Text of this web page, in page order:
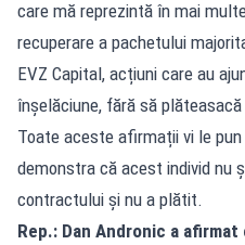
care mă reprezintă în mai
recuperare a pachetului
EVZ Capital, acțiuni care au
înșelăciune, fără să
Toate aceste afirmații vi le
demonstra că acest individ nu
contractului și nu a plătit.
Rep.: Dan Andronic a